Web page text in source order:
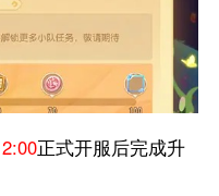
正式开服后完成升